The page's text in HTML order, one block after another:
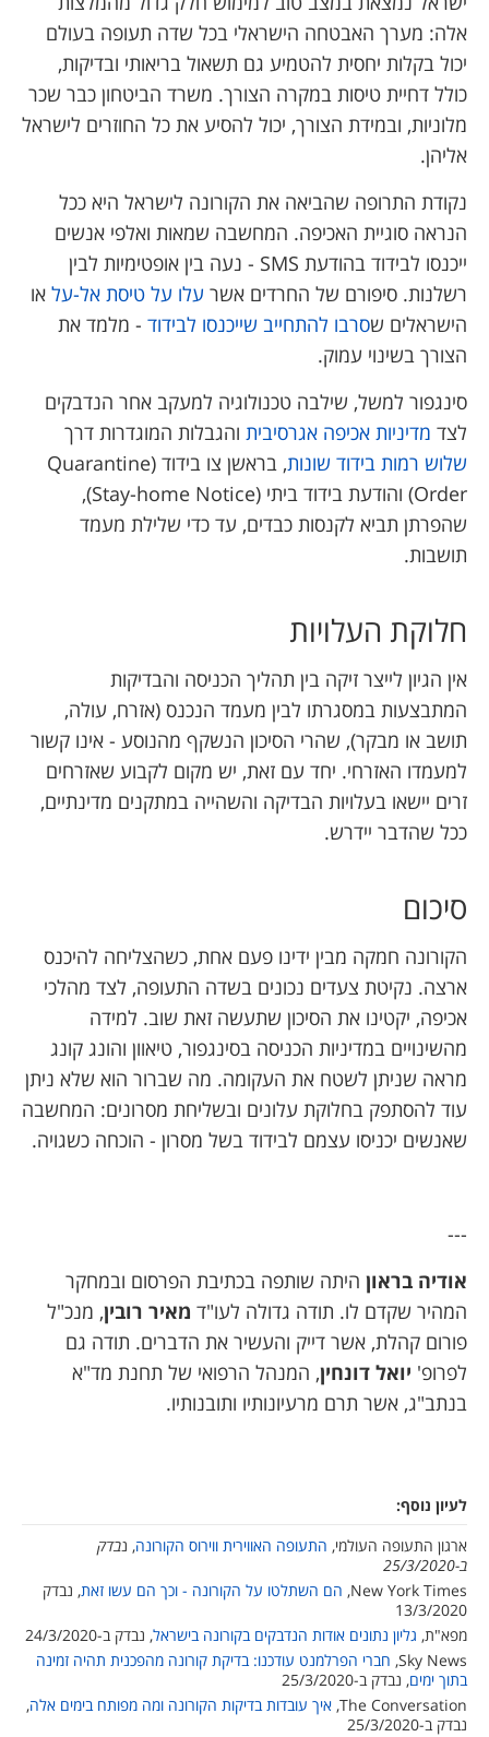
אלה: מערך האבטחה הישראלי בכל שדה תעופה בעולם
יכול בקלות יחסית להטמיע גם תשאול בריאותי ובדיקות,
כולל דחיית טיסות במקרה הצורך. משרד הביטחון כבר שכר
מלוניות, ובמידת הצורך, יכול להסיע את כל החוזרים לישראל
אליהן.
נקודת התרופה שהביאה את הקורונה לישראל היא ככל
הנראה סוגיית האכיפה. המחשבה שמאות ואלפי אנשים
ייכנסו לבידוד בהודעת SMS - נעה בין אופטימיות לבין
רשלנות. סיפורם של החרדים אשר עלו על טיסת אל-על או
הישראלים שסרבו להתחייב שייכנסו לבידוד - מלמד את
הצורך בשינוי עמוק.
סינגפור למשל, שילבה טכנולוגיה למעקב אחר הנדבקים
לצד מדיניות אכיפה אגרסיבית והגבלות המוגדרות דרך
שלוש רמות בידוד שונות
, בראשן צו בידוד (Quarantine
Order) והודעת בידוד ביתי (Stay-home Notice),
שהפרתן תביא לקנסות כבדים, עד כדי שלילת מעמד
תושבות.
חלוקת העלויות
אין הגיון לייצר זיקה בין תהליך הכניסה והבדיקות
המתבצעות במסגרתו לבין מעמד הנכנס (אזרח, עולה,
תושב או מבקר), שהרי הסיכון הנשקף מהנוסע - אינו קשור
למעמדו האזרחי. יחד עם זאת, יש מקום לקבוע שאזרחים
זרים יישאו בעלויות הבדיקה והשהייה במתקנים מדינתיים,
ככל שהדבר יידרש.
סיכום
הקורונה חמקה מבין ידינו פעם אחת, כשהצליחה להיכנס
ארצה. נקיטת צעדים נכונים בשדה התעופה, לצד מהלכי
אכיפה, יקטינו את הסיכון שתעשה זאת שוב. למידה
מהשינויים במדיניות הכניסה בסינגפור, טיאוון והונג קונג
מראה שניתן לשטח את העקומה. מה שברור הוא שלא ניתן
עוד להסתפק בחלוקת עלונים ובשליחת מסרונים: המחשבה
שאנשים יכניסו עצמם לבידוד בשל מסרון - הוכחה כשגויה.
---
אודיה בראון היתה שותפה בכתיבת הפרסום ובמחקר
המהיר שקדם לו. תודה גדולה לעו"ד מאיר רובין, מנכ"ל
פורום קהלת, אשר דייק והעשיר את הדברים. תודה גם
לפרופ' יואל דונחין, המנהל הרפואי של תחנת מד"א
בנתב"ג, אשר תרם מרעיונותיו ותובנותיו.
לעיון נוסף:
ארגון התעופה העולמי, התעופה האווירית ווירוס הקורונה, נבדק
ב-25/3/2020
New York Times, הם השתלטו על הקורונה - וכך הם עשו זאת, נבדק
13/3/2020
מפא"ת, גליון נתונים אודות הנדבקים בקורונה בישראל, נבדק ב-24/3/2020
Sky News, חברי הפרלמנט עודכנו: בדיקת קורונה מהפכנית תהיה זמינה
בתוך ימים, נבדק ב-25/3/2020
The Conversation, איך עובדות בדיקות הקורונה ומה מפותח בימים אלה,
נבדק ב-25/3/2020